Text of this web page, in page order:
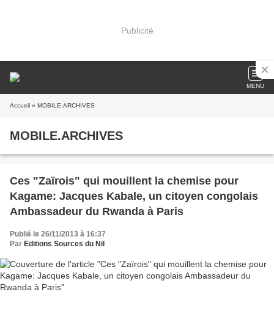
Publicité
MENU
Accueil » MOBILE.ARCHIVES
MOBILE.ARCHIVES
Ces "Zaïrois" qui mouillent la chemise pour
Kagame: Jacques Kabale, un citoyen congolais
Ambassadeur du Rwanda à Paris
Publié le 26/11/2013 à 16:37
Par Editions Sources du Nil